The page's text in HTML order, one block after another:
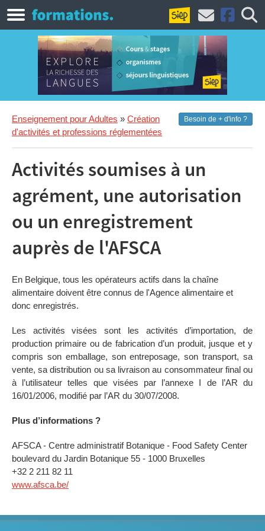
Besoin de + d'info ?
Enseignement pour Adultes » Création
d'activités et professions réglementées
Activités soumises à un
agrément, une autorisation
ou un enregistrement
auprès de l'AFSCA
En Belgique, tous les opérateurs actifs dans la chaîne
alimentaire doivent être connus de l'Agence alimentaire et
donc enregistrés.
Les activités visées sont les activités d’importation, de
production primaire ou de fabrication d’un produit, jusque et y
compris son emballage, son entreposage, son transport, sa
vente, sa distribution ou sa livraison au consommateur final ou
à l’utilisateur telles que visées par l’annexe I de l’AR du
16/01/2006, modifié par l’AR du 30/07/2008.
Plus d’informations ?
AFSCA - Centre administratif Botanique - Food Safety Center
boulevard du Jardin Botanique 55 - 1000 Bruxelles
+32 2 211 82 11
www.afsca.be/